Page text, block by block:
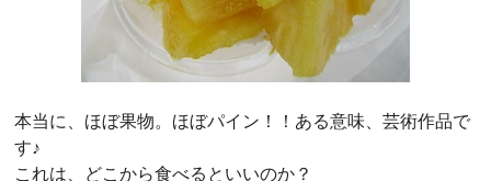
本当に、ほぼ果物。ほぼパイン！！ある意味、芸術作品で
す♪
これは、どこから食べるといいのか？